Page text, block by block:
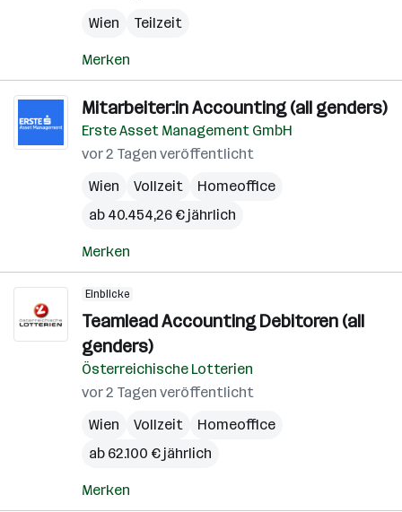
Wien
Teilzeit
Merken
Mitarbeiter:in Accounting (all genders)
Erste Asset Management GmbH
vor 2 Tagen veröffentlicht
Wien
Vollzeit
Homeoffice
ab 40.454,26 € jährlich
Merken
Einblicke
Teamlead Accounting Debitoren (all
genders)
Österreichische Lotterien
vor 2 Tagen veröffentlicht
Wien
Vollzeit
Homeoffice
ab 62.100 € jährlich
Merken